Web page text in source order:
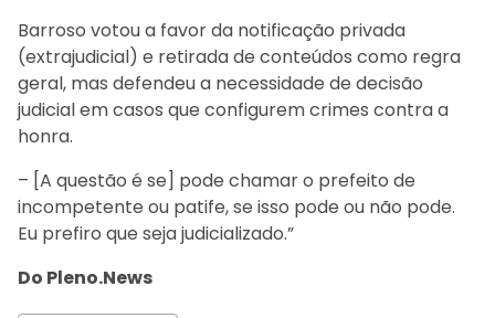
Barroso votou a favor da notificação privada
(extrajudicial) e retirada de conteúdos como regra
geral, mas defendeu a necessidade de decisão
judicial em casos que configurem crimes contra a
honra.
– [A questão é se] pode chamar o prefeito de
incompetente ou patife, se isso pode ou não pode.
Eu prefiro que seja judicializado.”
Do Pleno.News